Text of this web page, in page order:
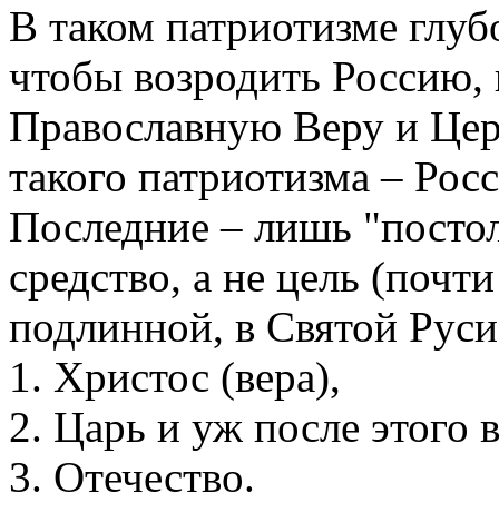
В таком патриотизме
чтобы возродить
Православную Веру и
такого патриотизма –
Последние – лишь
средство, а не цель
подлинной, в Святой
1. Христос (вера),
2. Царь и уж после этого
3. Отечество.